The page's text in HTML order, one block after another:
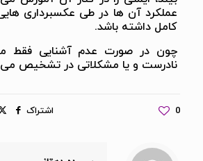
عملکرد آن ها در طی عکسبرداری
کامل داشته باشد.
چون در صورت عدم آشنایی فقط
نادرست و یا مشکلاتی در تشخیص
اشتراک 0